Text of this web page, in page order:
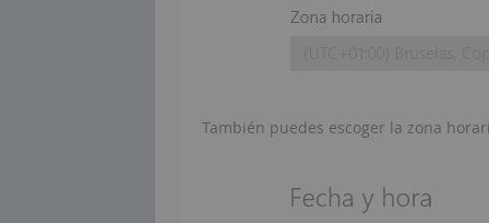
También puedes escoger la zona